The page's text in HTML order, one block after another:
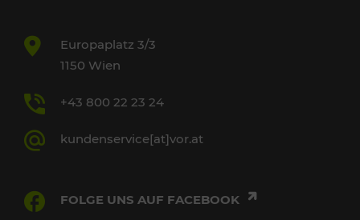
Europaplatz 3/3
1150 Wien
+43 800 22 23 24
kundenservice[at]vor.at
FOLGE UNS AUF FACEBOOK